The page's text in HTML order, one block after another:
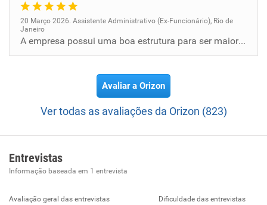
20 Março 2026. Assistente Administrativo (Ex-Funcionário), Rio de
Janeiro
A empresa possui uma boa estrutura para ser maior ainda.Mas deixa a desejar quando se fala em comunicação, procedimentos...
Avaliar a Orizon
Ver todas as avaliações da Orizon (823)
Entrevistas
Informação baseada em 1 entrevista
Avaliação geral das entrevistas Dificuldade das entrevistas